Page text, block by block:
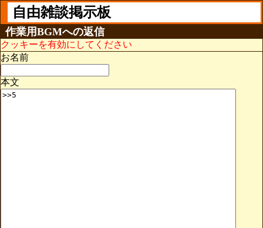
自由雑談掲示板
作業用BGMへの返信
クッキーを有効にしてください
お名前
本文